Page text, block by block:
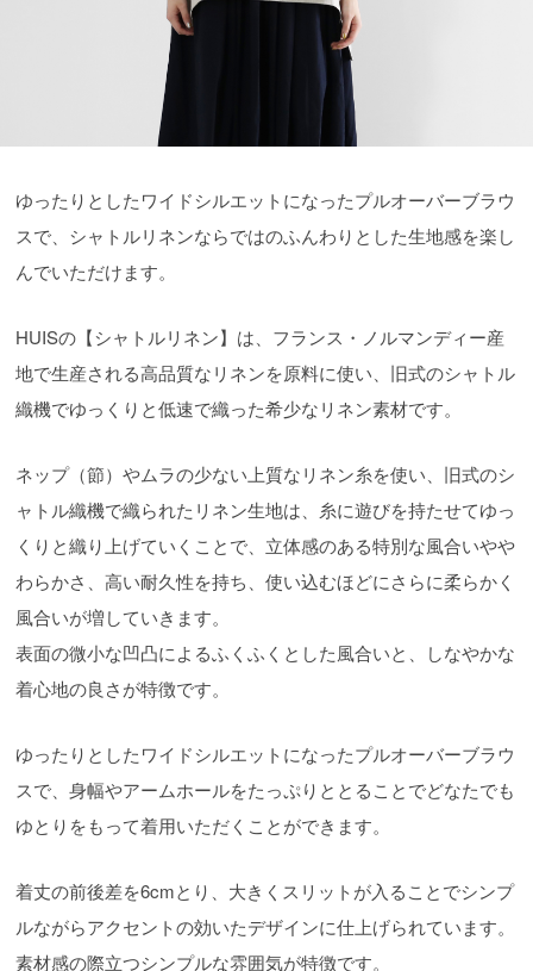
ゆったりとしたワイドシルエットになったプルオーバーブラウ
スで、シャトルリネンならではのふんわりとした生地感を楽し
んでいただけます。
HUISの【シャトルリネン】は、フランス・ノルマンディー産
地で生産される高品質なリネンを原料に使い、旧式のシャトル
織機でゆっくりと低速で織った希少なリネン素材です。
ネップ（節）やムラの少ない上質なリネン糸を使い、旧式のシ
ャトル織機で織られたリネン生地は、糸に遊びを持たせてゆっ
くりと織り上げていくことで、立体感のある特別な風合いやや
わらかさ、高い耐久性を持ち、使い込むほどにさらに柔らかく
風合いが増していきます。
表面の微小な凹凸によるふくふくとした風合いと、しなやかな
着心地の良さが特徴です。
ゆったりとしたワイドシルエットになったプルオーバーブラウ
スで、身幅やアームホールをたっぷりととることでどなたでも
ゆとりをもって着用いただくことができます。
着丈の前後差を6cmとり、大きくスリットが入ることでシンプ
ルながらアクセントの効いたデザインに仕上げられています。
素材感の際立つシンプルな雰囲気が特徴です。